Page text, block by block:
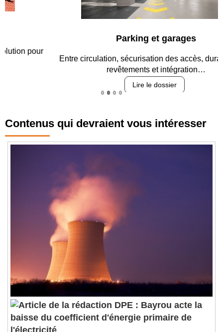
Parking et garages
Entre circulation, sécurisation des accès, durabilité des
revêtements et intégration…
Contenus qui devraient vous intéresser
DPE : Bayrou acte la
baisse du coefficient d'énergie primaire de